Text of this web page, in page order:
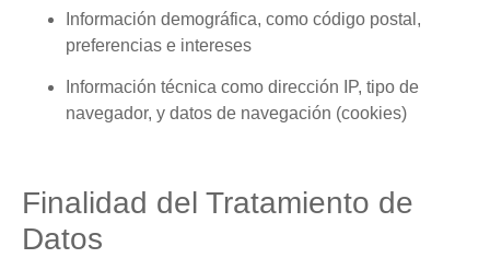
Información demográfica, como código postal,
preferencias e intereses
Información técnica como dirección IP, tipo de
navegador, y datos de navegación (cookies)
Finalidad del Tratamiento de
Datos